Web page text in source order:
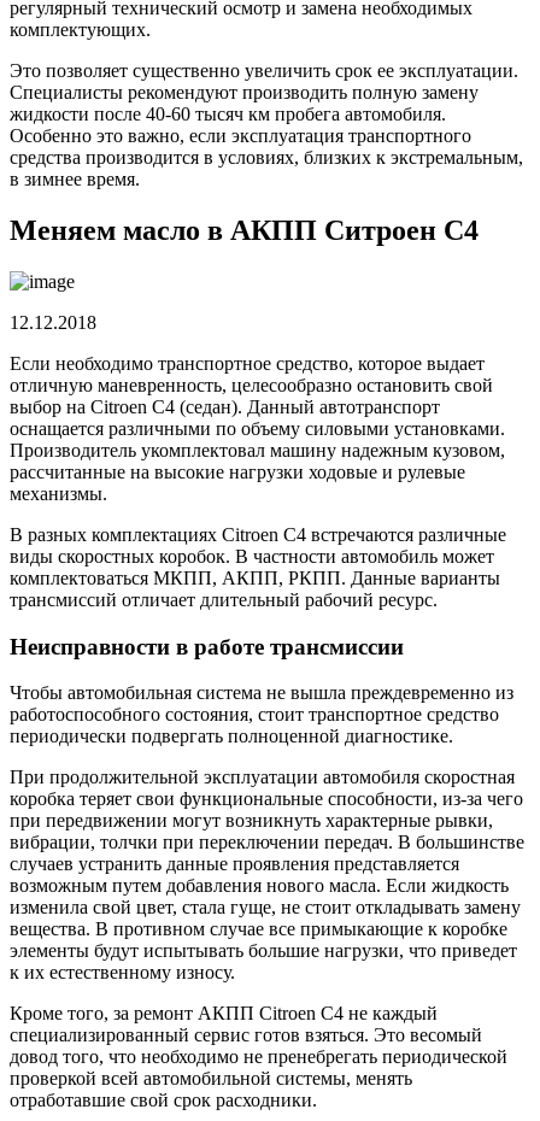
регулярный технический осмотр и замена необходимых
комплектующих.
Это позволяет существенно увеличить срок ее эксплуатации.
Специалисты рекомендуют производить полную замену
жидкости после 40-60 тысяч км пробега автомобиля.
Особенно это важно, если эксплуатация транспортного
средства производится в условиях, близких к экстремальным,
в зимнее время.
Меняем масло в АКПП Ситроен С4
12.12.2018
Если необходимо транспортное средство, которое выдает
отличную маневренность, целесообразно остановить свой
выбор на Citroen C4 (седан). Данный автотранспорт
оснащается различными по объему силовыми установками.
Производитель укомплектовал машину надежным кузовом,
рассчитанные на высокие нагрузки ходовые и рулевые
механизмы.
В разных комплектациях Citroen C4 встречаются различные
виды скоростных коробок. В частности автомобиль может
комплектоваться МКПП, АКПП, РКПП. Данные варианты
трансмиссий отличает длительный рабочий ресурс.
Неисправности в работе трансмиссии
Чтобы автомобильная система не вышла преждевременно из
работоспособного состояния, стоит транспортное средство
периодически подвергать полноценной диагностике.
При продолжительной эксплуатации автомобиля скоростная
коробка теряет свои функциональные способности, из-за чего
при передвижении могут возникнуть характерные рывки,
вибрации, толчки при переключении передач. В большинстве
случаев устранить данные проявления представляется
возможным путем добавления нового масла. Если жидкость
изменила свой цвет, стала гуще, не стоит откладывать замену
вещества. В противном случае все примыкающие к коробке
элементы будут испытывать большие нагрузки, что приведет
к их естественному износу.
Кроме того, за ремонт АКПП Citroen C4 не каждый
специализированный сервис готов взяться. Это весомый
довод того, что необходимо не пренебрегать периодической
проверкой всей автомобильной системы, менять
отработавшие свой срок расходники.